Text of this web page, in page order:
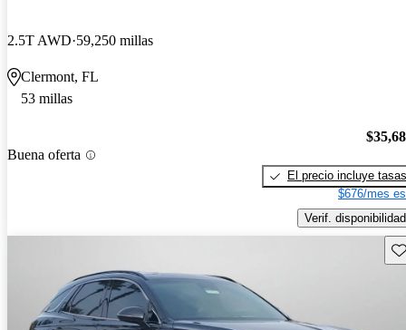
2.5T AWD 59,250 millas
Clermont, FL
53 millas
Buena oferta
El precio incluye tasas
$676/mes
Verif. disponibilidad